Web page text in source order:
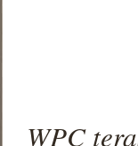
WPC